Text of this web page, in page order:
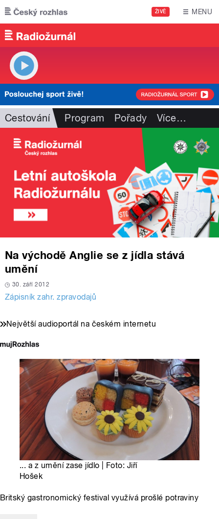
Přejít k hlavnímu obsahu
ŽIVĚ MENU
Cestování Program Pořady Více…
Na východě Anglie se z jídla stává
umění
30. září 2012
Zápisník zahr. zpravodajů
Největší audioportál na českém internetu
... a z umění zase jídlo | Foto: Jiří
Hošek
Britský gastronomický festival využívá prošlé potraviny